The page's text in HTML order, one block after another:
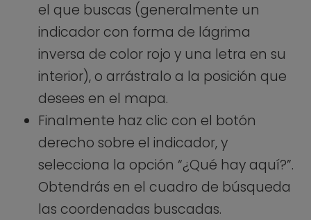
el que buscas (generalmente un
indicador con forma de lágrima
inversa de color rojo y una letra en su
interior), o arrástralo a la posición que
desees en el mapa.
Finalmente haz clic con el botón
derecho sobre el indicador, y
selecciona la opción “¿Qué hay aquí?”.
Obtendrás en el cuadro de búsqueda
las coordenadas buscadas.